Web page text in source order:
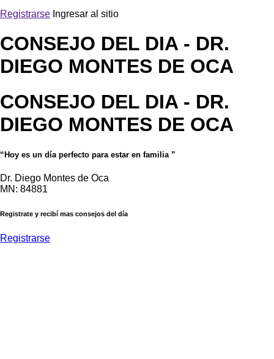
Registrarse Ingresar al sitio
CONSEJO DEL DIA - DR.
DIEGO MONTES DE OCA
CONSEJO DEL DIA - DR.
DIEGO MONTES DE OCA
“Hoy es un día perfecto para estar en familia ”
Dr. Diego Montes de Oca
MN: 84881
Registrate y recibí mas consejos del día
Registrarse